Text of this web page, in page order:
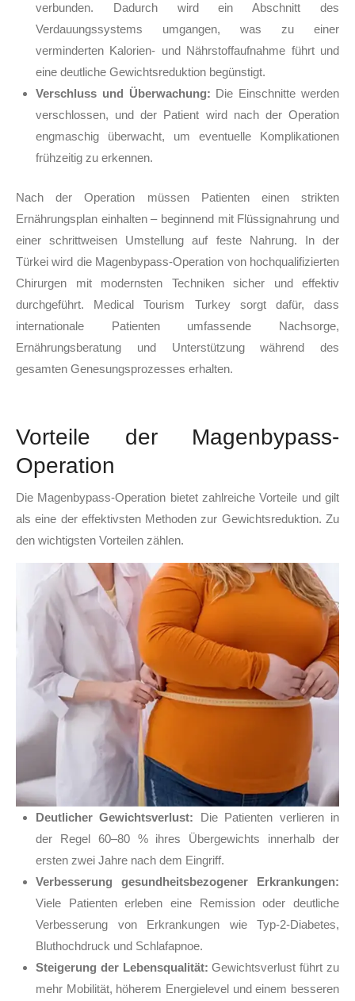
verbunden. Dadurch wird ein Abschnitt des
Verdauungssystems umgangen, was zu einer
verminderten Kalorien- und Nährstoffaufnahme führt und
eine deutliche Gewichtsreduktion begünstigt.
Verschluss und Überwachung: Die Einschnitte werden
verschlossen, und der Patient wird nach der Operation
engmaschig überwacht, um eventuelle Komplikationen
frühzeitig zu erkennen.
Nach der Operation müssen Patienten einen strikten
Ernährungsplan einhalten – beginnend mit Flüssignahrung und
einer schrittweisen Umstellung auf feste Nahrung. In der
Türkei wird die Magenbypass-Operation von hochqualifizierten
Chirurgen mit modernsten Techniken sicher und effektiv
durchgeführt. Medical Tourism Turkey sorgt dafür, dass
internationale Patienten umfassende Nachsorge,
Ernährungsberatung und Unterstützung während des
gesamten Genesungsprozesses erhalten.
Vorteile der Magenbypass-
Operation
Die Magenbypass-Operation bietet zahlreiche Vorteile und gilt
als eine der effektivsten Methoden zur Gewichtsreduktion. Zu
den wichtigsten Vorteilen zählen.
Deutlicher Gewichtsverlust: Die Patienten verlieren in
der Regel 60–80 % ihres Übergewichts innerhalb der
ersten zwei Jahre nach dem Eingriff.
Verbesserung gesundheitsbezogener Erkrankungen:
Viele Patienten erleben eine Remission oder deutliche
Verbesserung von Erkrankungen wie Typ-2-Diabetes,
Bluthochdruck und Schlafapnoe.
Steigerung der Lebensqualität: Gewichtsverlust führt zu
mehr Mobilität, höherem Energielevel und einem besseren